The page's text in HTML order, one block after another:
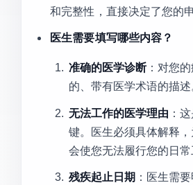
和完整性，直接决定了您的
医生需要填写哪些内容？
准确的医学诊断 ：对您
的、带有医学术语的描述
无法工作的医学理由 ：
键。医生必须具体解释
会使您无法履行您的日常
残疾起止日期 ：医生需